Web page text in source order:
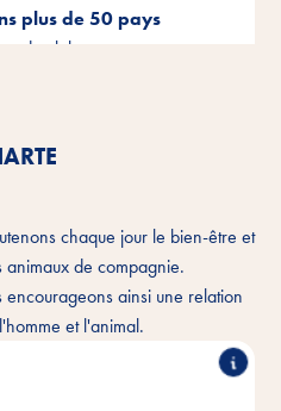
plus de 50 pays
du globe
chaque jour le bien-être et
animaux de compagnie.
ainsi une relation
et l'animal.